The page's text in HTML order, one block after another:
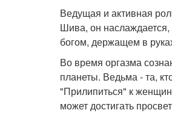
Ведущая и активная
Шива, он
богом, держащем в
Во время оргазма
планеты. Ведьма - та,
"Прилипиться" к
может достигать